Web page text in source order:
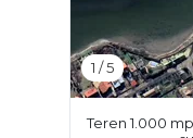
1 /5
Teren 1.000